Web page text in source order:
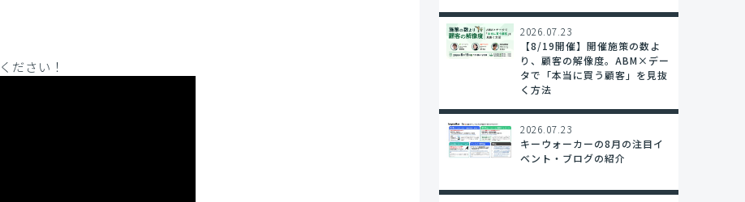
ださい！
2026.07.23
【8/19開催】開催施策の数よ
り、顧客の解像度。ABM×デー
タで「本当に買う顧客」を見抜
く方法
2026.07.23
キーウォーカーの8月の注目イ
ベント・ブログの紹介